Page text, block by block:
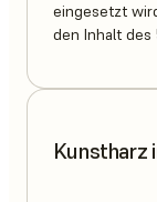
eingesetzt
den Inhalt
Kunstharz